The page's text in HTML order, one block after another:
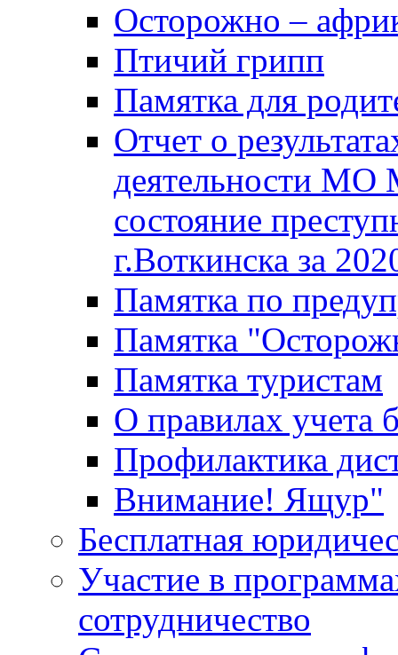
Осторожно –
Птичий грипп
Памятка для
Отчет о
деятельности МО
состояние
г.Воткинска за
Памятка по
Памятка
Памятка туристам
О правилах учета
Профилактика
Внимание! Ящур"
Бесплатная
Участие в
сотрудничество